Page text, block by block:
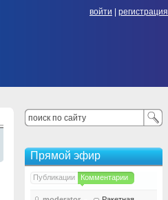
войти регистрация
Прямой эфир
Публикации Комментарии